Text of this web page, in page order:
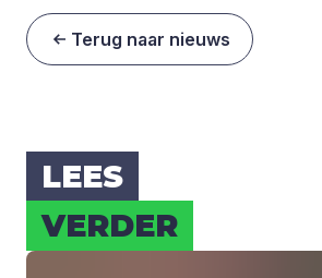
Terug naar nieuws
LEES
VER­DER